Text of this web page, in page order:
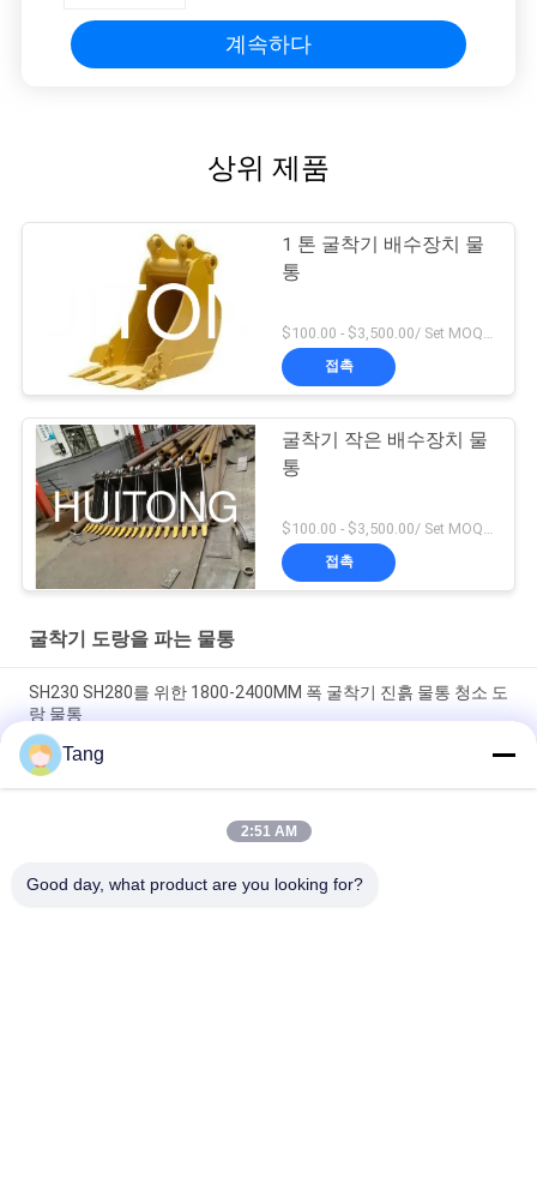
계속하다
상위 제품
1 톤 굴착기 배수장치 물
통
$100.00 - $3,500.00/ Set MOQ:1
접촉
굴착기 작은 배수장치 물
통
접촉
굴착기 도랑을 파는 물통
SH230 SH280를 위한 1800-2400MM 폭 굴착기 진흙 물통 청소 도
랑 물통
중국으로부터 굴삭기 일부를 위해 버킷을 청소하는 버킷을 버리는
도매 신축성 작동 과중한 업무 굴삭기
버킷을 청소하는 굴삭기 1800 밀리미터 무드 버킷 16t 굴착기 수
Tang
2:51 AM
Good day, what product are you looking for?